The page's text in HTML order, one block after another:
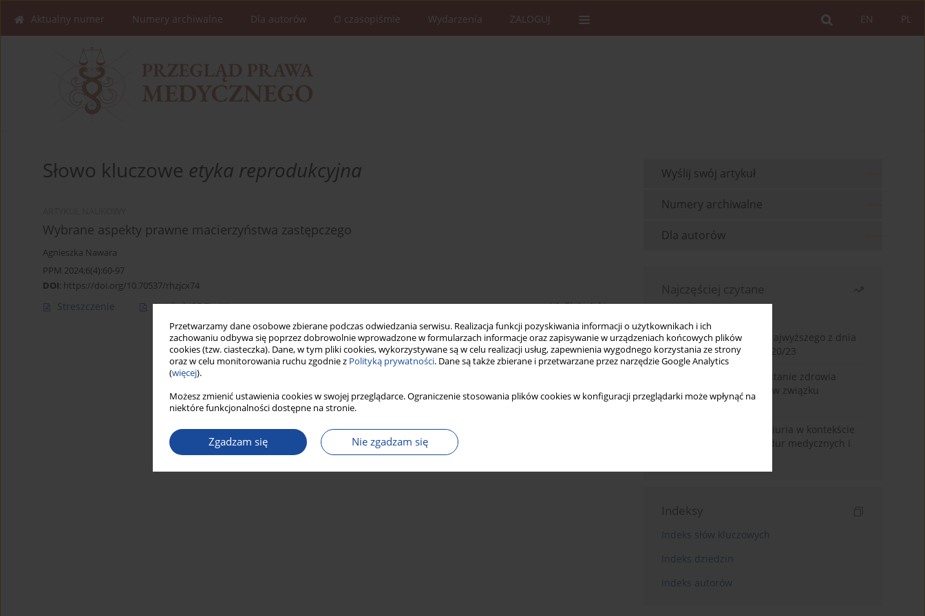
Przetwarzamy dane osobowe zbierane podczas odwiedzania serwisu. Realizacja funkcji pozyskiwania informacji o użytkownikach i ich
zachowaniu odbywa się poprzez dobrowolnie wprowadzone w formularzach informacje oraz zapisywanie w urządzeniach końcowych plików
cookies (tzw. ciasteczka). Dane, w tym pliki cookies, wykorzystywane są w celu realizacji usług, zapewnienia wygodnego korzystania ze strony
oraz w celu monitorowania ruchu zgodnie z Polityką prywatności. Dane są także zbierane i przetwarzane przez narzędzie Google Analytics
(więcej).
Możesz zmienić ustawienia cookies w swojej przeglądarce. Ograniczenie stosowania plików cookies w konfiguracji przeglądarki może wpłynąć na
niektóre funkcjonalności dostępne na stronie.
Zgadzam się Nie zgadzam się
PL
EN
Aktualny numer Numery archiwalne Dla autorów O czasopiśmie Wydarzenia ZALOGUJ
Słowo kluczowe etyka reprodukcyjna
Wybrane aspekty prawne macierzyństwa zastępczego
Agnieszka Nawara
PPM 2024;6(4):60-97
DOI: https://doi.org/10.70537/rhzjcx74
Streszczenie Artykuł(PDF) Statystyki
Wyślij swój artykuł
Numery archiwalne
Dla autorów
Najczęściej czytane
Glosa do wyroku Sądu Najwyższego z dnia
2 lipca 2025 r., II CSKP 920/23
Dostęp do informacji o stanie zdrowia
pacjenta pozostającego w związku
jednopłciowym
Zasada volenti non fit iniuria w kontekście
nieodwracalnych procedur medycznych i
Indeksy
Indeks słów kluczowych
Indeks dziedzin
Indeks autorów